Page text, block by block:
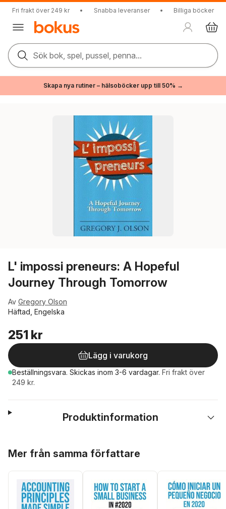
Fri frakt över 249 kr • Snabba leveranser • Billiga böcker
Sök bok, spel, pussel, penna...
Skapa nya rutiner – hälsoböcker upp till 50% →
L' impossi preneurs: A Hopeful
Journey Through Tomorrow
Av Gregory Olson
Häftad, Engelska
251 kr
Lägg i varukorg
Beställningsvara. Skickas inom 3-6 vardagar. Fri frakt över
249 kr.
Produktinformation
Mer från samma författare